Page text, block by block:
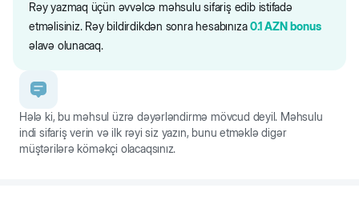
Rəy yazmaq üçün əvvəlcə məhsulu sifariş edib istifadə
etməlisiniz. Rəy bildirdikdən sonra hesabınıza0.1 AZN bonus
əlavə olunacaq.
Hələ ki, bu məhsul üzrə dəyərləndirmə mövcud deyil. Məhsulu
indi sifariş verin və ilk rəyi siz yazın, bunu etməklə digər
müştərilərə köməkçi olacaqsınız.